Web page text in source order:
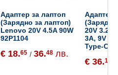
Адаптер за лаптоп
(Зарядно за лаптоп)
Lenovo 20V 4.5A 90W
92P1104
€ 18.65 / 36.48 лв.
Адаптер
(Зарядно
20V
3A, 9V
Type-C
€ 36.16